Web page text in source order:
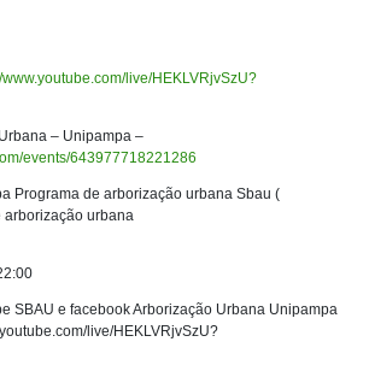
www.youtube.com/live/HEKLVRjvSzU?
– Unipampa –
events/643977718221286
Programa de arborização urbana Sbau (
urbana
SBAU e facebook Arborização Urbana Unipampa
live/HEKLVRjvSzU?